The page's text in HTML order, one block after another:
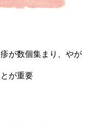
が数個集まり、やが
が重要